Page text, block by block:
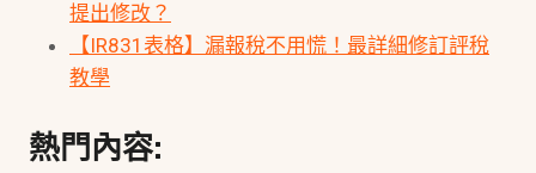
提出修改？
【IR831表格】漏報稅不用慌！最詳細修訂評稅
教學
熱門內容: